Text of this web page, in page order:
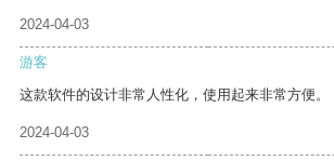
2024-04-03
游客
这款软件的设计非常人性化，使用起来非常方便。
2024-04-03